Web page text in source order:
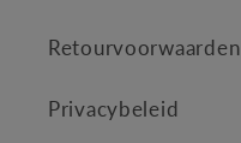
Retourvoorwaarden
Privacybeleid